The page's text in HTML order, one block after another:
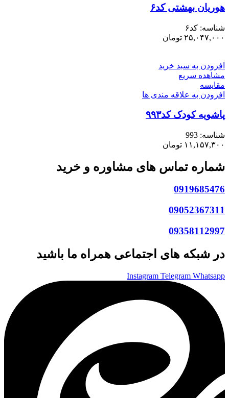
هوریان بهشتی کد۶
شناسه: کد۶
۲۵,۰۴۷,۰۰۰ تومان
افزودن به سبد خرید
مشاهده سریع
مقایسه
افزودن به علاقه مندی ها
پاشویه کودک کد۹۹۳
شناسه: 993
۱۱,۱۵۷,۳۰۰ تومان
شماره تماس های مشاوره و خرید
0919685476
09052367311
09358112997
در شبکه های اجتماعی همراه ما باشید
Instagram Telegram Whatsapp